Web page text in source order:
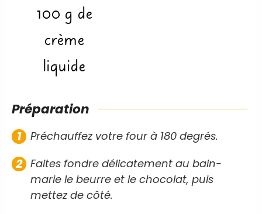
100 g de
crème
liquide
Préparation
Préchauffez votre four à 180 degrés.
Faites fondre délicatement au bain-
marie le beurre et le chocolat, puis
mettez de côté.